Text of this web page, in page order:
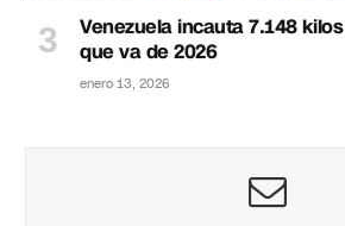
Venezuela incauta 7.148
que va de 2026
enero 13, 2026